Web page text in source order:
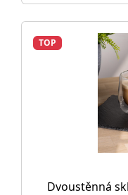
TOP
Dvoustěnná